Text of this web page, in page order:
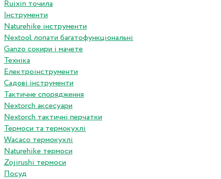
Ruixin точила
Інструменти
Naturehike інструменти
Nextool лопати багатофункціональні
Ganzo сокири і мачете
Техніка
Електроінструменти
Садові інструменти
Тактичне спорядження
Nextorch аксесуари
Nextorch тактичні перчатки
Термоси та термокухлі
Wacaco термокухлі
Naturehike термоси
Zojirushi термоси
Посуд